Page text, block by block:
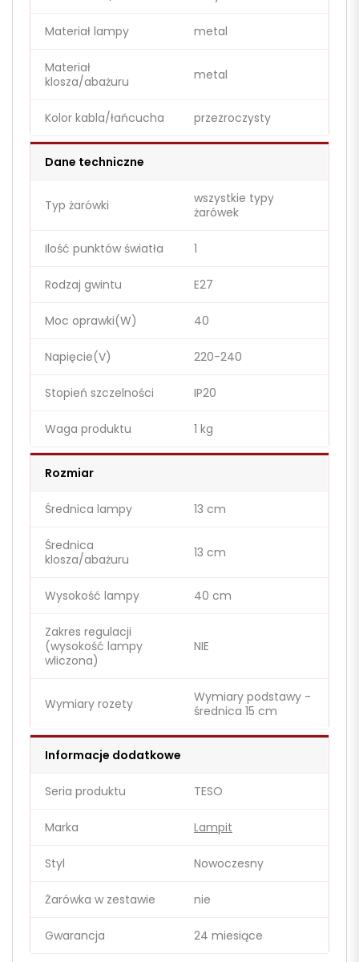
Materiał lampy metal
Materiał
klosza/abażuru
metal
Kolor kabla/łańcucha przezroczysty
Dane techniczne
Typ żarówki
wszystkie typy
żarówek
Ilość punktów światła 1
Rodzaj gwintu E27
Moc oprawki(W) 40
Napięcie(V) 220-240
Stopień szczelności IP20
Waga produktu 1 kg
Rozmiar
Średnica lampy 13 cm
Średnica
klosza/abażuru
13 cm
Wysokość lampy 40 cm
Zakres regulacji
(wysokość lampy
wliczona)
NIE
Wymiary rozety
Wymiary podstawy -
średnica 15 cm
Informacje dodatkowe
Seria produktu TESO
Marka Lampit
Styl Nowoczesny
Żarówka w zestawie nie
Gwarancja 24 miesiące